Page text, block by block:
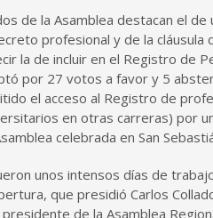
de la Asamblea destacan el
profesional y de la cláusula
la de incluir en el Registro de
por 27 votos a favor y 5
el acceso al Registro de
en otras carreras) por
celebrada en San
unos intensos días de
que presidió Carlos
de la Asamblea